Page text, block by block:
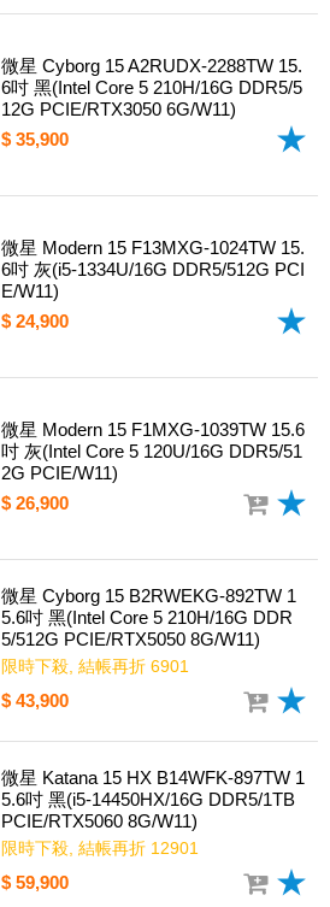
微星 Cyborg 15 A2RUDX-2288TW 15.
6吋 黑(Intel Core 5 210H/16G DDR5/5
12G PCIE/RTX3050 6G/W11)
$ 35,900
微星 Modern 15 F13MXG-1024TW 15.
6吋 灰(i5-1334U/16G DDR5/512G PCI
E/W11)
$ 24,900
微星 Modern 15 F1MXG-1039TW 15.6
吋 灰(Intel Core 5 120U/16G DDR5/51
2G PCIE/W11)
$ 26,900
微星 Cyborg 15 B2RWEKG-892TW 1
5.6吋 黑(Intel Core 5 210H/16G DDR
5/512G PCIE/RTX5050 8G/W11)
限時下殺, 結帳再折 6901
$ 43,900
微星 Katana 15 HX B14WFK-897TW 1
5.6吋 黑(i5-14450HX/16G DDR5/1TB
PCIE/RTX5060 8G/W11)
限時下殺, 結帳再折 12901
$ 59,900